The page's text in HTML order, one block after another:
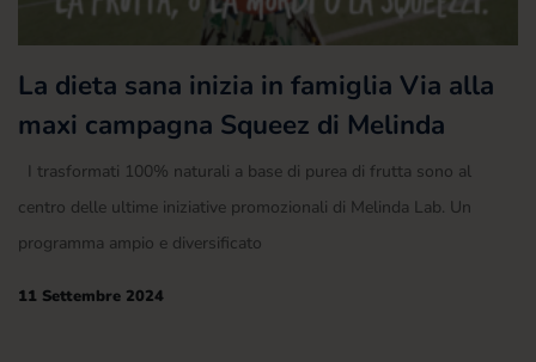
La dieta sana inizia in famiglia Via alla
maxi campagna Squeez di Melinda
I trasformati 100% naturali a base di purea di frutta sono al
centro delle ultime iniziative promozionali di Melinda Lab. Un
programma ampio e diversificato
11 Settembre 2024